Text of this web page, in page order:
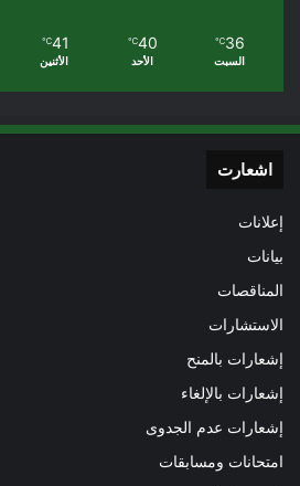
36
℃
السبت
40
℃
الأحد
41
℃
الأثنين
اشعارت
إعلانات
بيانات
المناقصات
الاستشارات
إشعارات بالمنح
إشعارات بالإلغاء
إشعارات عدم الجدوى
امتحانات ومسابقات